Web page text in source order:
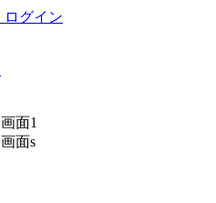
ログイン